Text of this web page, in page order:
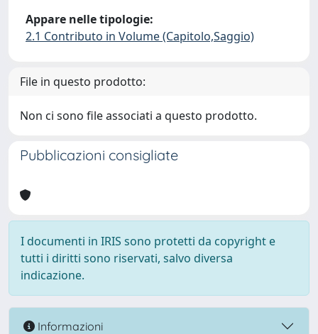
Appare nelle tipologie:
2.1 Contributo in Volume (Capitolo,Saggio)
File in questo prodotto:
Non ci sono file associati a questo prodotto.
Pubblicazioni consigliate
I documenti in IRIS sono protetti da copyright e
tutti i diritti sono riservati, salvo diversa
indicazione.
Informazioni